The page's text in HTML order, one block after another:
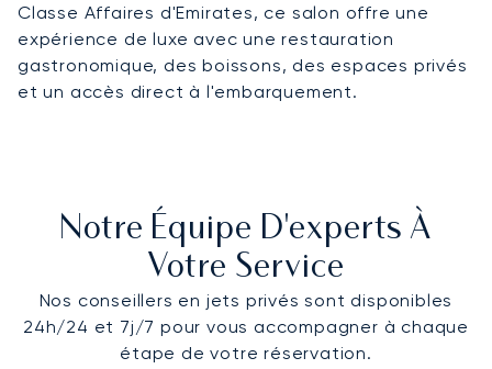
Classe Affaires d'Emirates, ce salon offre une
expérience de luxe avec une restauration
gastronomique, des boissons, des espaces privés
et un accès direct à l'embarquement.
Notre Équipe D'experts À
Votre Service
Nos conseillers en jets privés sont disponibles
24h/24 et 7j/7 pour vous accompagner à chaque
étape de votre réservation.